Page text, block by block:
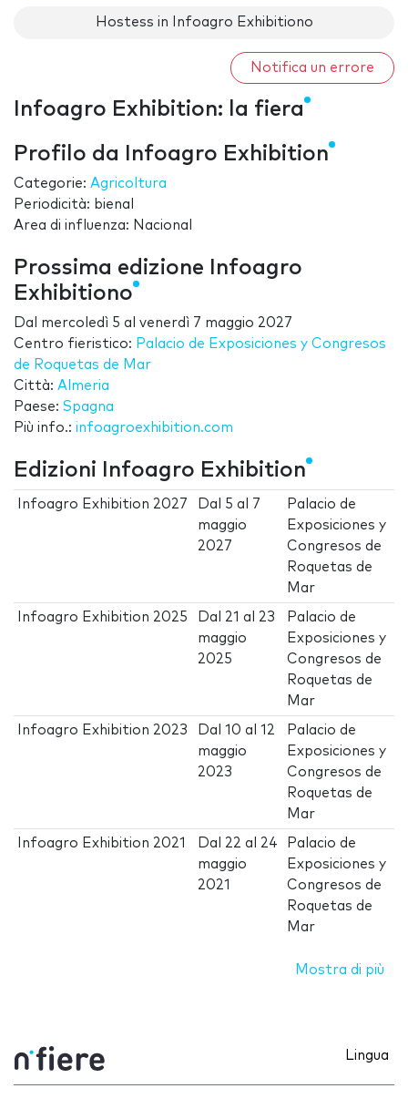
Hostess in Infoagro Exhibitiono
Notifica un errore
Infoagro Exhibition: la fiera
Profilo da Infoagro Exhibition
Categorie: Agricoltura
Periodicità: bienal
Area di influenza: Nacional
Prossima edizione Infoagro
Exhibitiono
Dal mercoledì 5 al venerdì 7 maggio 2027
Centro fieristico: Palacio de Exposiciones y Congresos
de Roquetas de Mar
Città: Almeria
Paese: Spagna
Più info.: infoagroexhibition.com
Edizioni Infoagro Exhibition
Infoagro Exhibition 2027 Dal 5 al
7
maggio
2027
Palacio de
Exposiciones y
Congresos de
Roquetas de
Mar
Infoagro Exhibition 2025 Dal 21 al 23
maggio
2025
Palacio de
Exposiciones y
Congresos de
Roquetas de
Mar
Infoagro Exhibition 2023 Dal10 al12
maggio
2023
Palacio de
Exposiciones y
Congresos de
Roquetas de
Mar
Infoagro Exhibition 2021 Dal 22 al 24
maggio
2021
Palacio de
Exposiciones y
Congresos de
Roquetas de
Mar
Mostra di più
Lingua